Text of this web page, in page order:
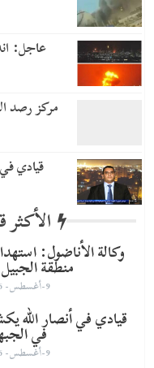
عاجل:
مركز رصد
قيادي
الأكثر
وكالة الأناضول:
منطقة
9-أغسطس- 2026
قيادي في أنصار الله
في
9-أغسطس- 2026